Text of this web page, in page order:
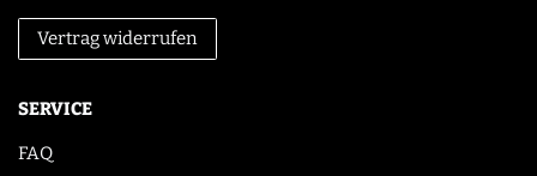
Vertrag widerrufen
SERVICE
FAQ